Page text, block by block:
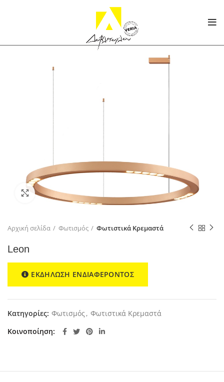
Click to enlarge
Αρχική σελίδα Φωτισμός Φωτιστικά Κρεμαστά
Leon
ΕΚΔΗΛΩΣΗ ΕΝΔΙΑΦΕΡΟΝΤΟΣ
Κατηγορίες: Φωτισμός , Φωτιστικά Κρεμαστά
Κοινοποίηση